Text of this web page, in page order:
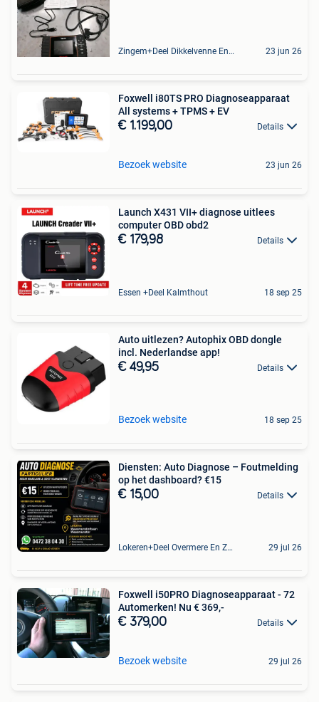
Zingem+Deel Dikkelvenne En Nederzwalm-Hermelgem 23 jun 26
Foxwell i80TS PRO Diagnoseapparaat
All systems + TPMS + EV
€ 1.199,00 Details
Bezoek website 23 jun 26
Launch X431 VII+ diagnose uitlees
computer OBD obd2
€ 179,98 Details
Essen +Deel Kalmthout 18 sep 25
Auto uitlezen? Autophix OBD dongle
incl. Nederlandse app!
€ 49,95 Details
Bezoek website 18 sep 25
Diensten: Auto Diagnose – Foutmelding
op het dashboard? €15
€ 15,00 Details
Lokeren+Deel Overmere En Zele 29 jul 26
Foxwell i50PRO Diagnoseapparaat - 72
Automerken! Nu € 369,-
€ 379,00 Details
Bezoek website 29 jul 26